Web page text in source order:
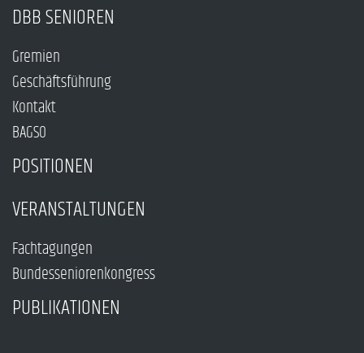
DBB SENIOREN
Gremien
Geschäftsführung
Kontakt
BAGSO
POSITIONEN
VERANSTALTUNGEN
Fachtagungen
Bundesseniorenkongress
PUBLIKATIONEN